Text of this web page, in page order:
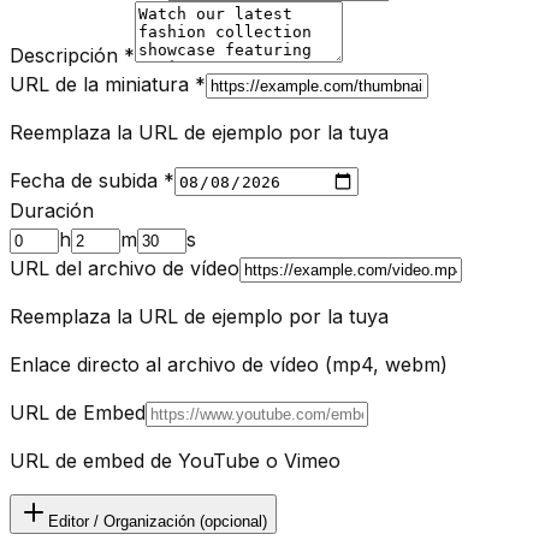
Descripción *
URL de la miniatura *
Reemplaza la URL de ejemplo por la tuya
Fecha de subida *
Duración
h
m
s
URL del archivo de vídeo
Reemplaza la URL de ejemplo por la tuya
Enlace directo al archivo de vídeo (mp4, webm)
URL de Embed
URL de embed de YouTube o Vimeo
Editor / Organización (opcional)